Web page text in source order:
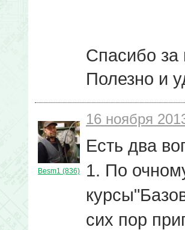
Спасибо за
Полезно и
Besm1 (836)
16 ноября
Есть два
1. По
сих пор